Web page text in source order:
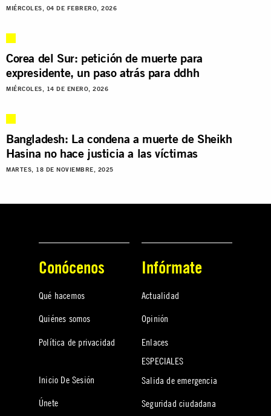
MIÉRCOLES, 04 DE FEBRERO, 2026
Corea del Sur: petición de muerte para
expresidente, un paso atrás para ddhh
MIÉRCOLES, 14 DE ENERO, 2026
Bangladesh: La condena a muerte de Sheikh
Hasina no hace justicia a las víctimas
MARTES, 18 DE NOVIEMBRE, 2025
Conócenos
Qué hacemos
Quiénes somos
Política de privacidad
Inicio De Sesión
Únete
Infórmate
Actualidad
Opinión
Enlaces
ESPECIALES
Salida de emergencia
Seguridad ciudadana